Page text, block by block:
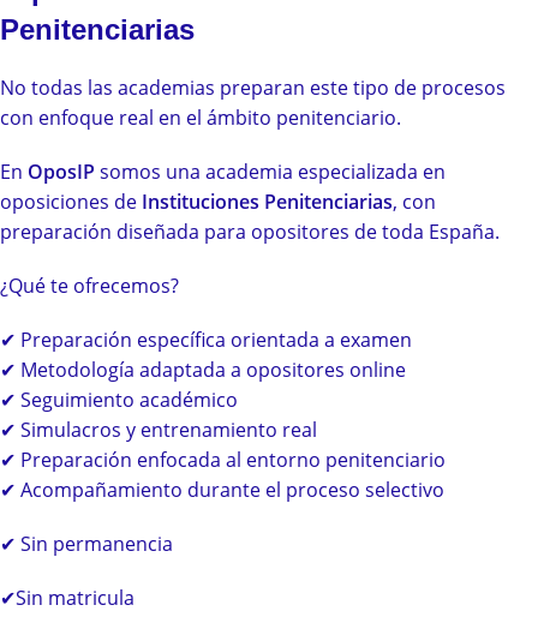
Penitenciarias
No todas las academias preparan este tipo de procesos
con enfoque real en el ámbito penitenciario.
En OposIP somos una academia especializada en
oposiciones de Instituciones Penitenciarias, con
preparación diseñada para opositores de toda España.
¿Qué te ofrecemos?
✔ Preparación específica orientada a examen
✔ Metodología adaptada a opositores online
✔ Seguimiento académico
✔ Simulacros y entrenamiento real
✔ Preparación enfocada al entorno penitenciario
✔ Acompañamiento durante el proceso selectivo
✔ Sin permanencia
✔Sin matricula